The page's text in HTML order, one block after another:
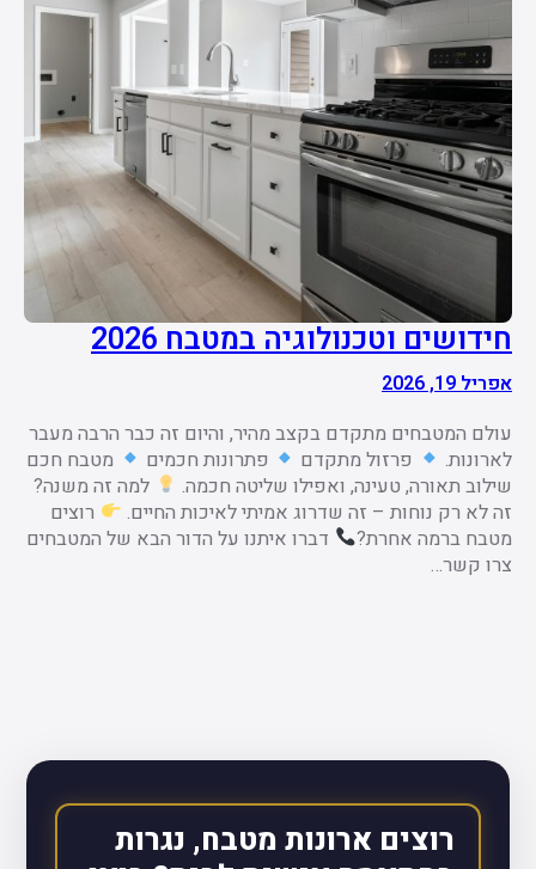
חידושים וטכנולוגיה במטבח 2026
אפריל 19, 2026
עולם המטבחים מתקדם בקצב מהיר, והיום זה כבר הרבה מעבר
לארונות.
פרזול מתקדם פתרונות חכמים
מטבח חכם
שילוב תאורה, טעינה, ואפילו שליטה חכמה.
למה זה משנה?
זה לא רק נוחות – זה שדרוג אמיתי לאיכות החיים.
רוצים
מטבח ברמה אחרת?
דברו איתנו על הדור הבא של המטבחים
צרו קשר…
רוצים ארונות מטבח, נגרות